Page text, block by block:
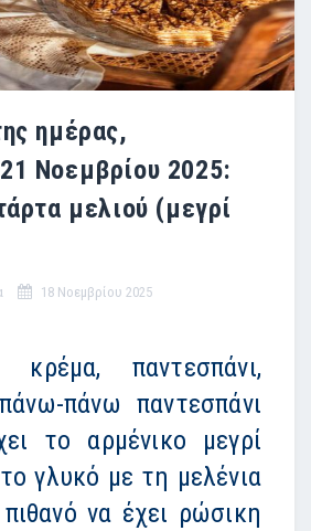
ημέρας,
Νοεμβρίου 2025:
μελιού (μεγρί
18 Νοεμβρίου 2025
κρέμα, παντεσπάνι,
πάνω παντεσπάνι
το αρμένικο μεγρί
γλυκό με τη μελένια
να έχει ρώσικη